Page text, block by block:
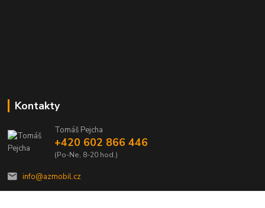
Kontakty
Tomáš Pejcha
+420 602 866 446
(Po-Ne, 8-20 hod.)
info@azmobil.cz